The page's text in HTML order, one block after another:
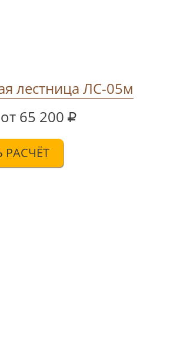
лестница ЛС-05м
от 65 200
РАСЧЁТ